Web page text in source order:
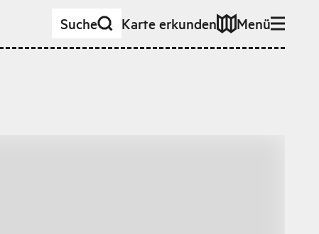
Suche Karte erkunden Menü